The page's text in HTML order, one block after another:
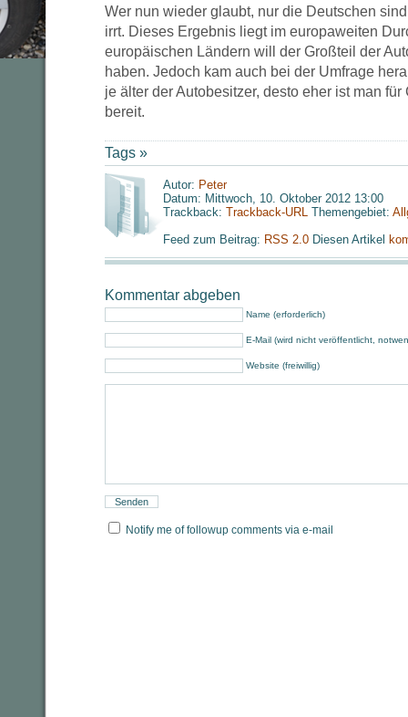
Wer nun wieder glaubt, nur die Deutschen
irrt. Dieses Ergebnis liegt im europaweiten
europäischen Ländern will der Großteil der
haben. Jedoch kam auch bei der Umfrage
je älter der Autobesitzer, desto eher ist man
bereit.
Tags »
Autor: Peter
Datum: Mittwoch, 10. Oktober 2012 13:00
Trackback: Trackback-URL Themengebiet:
Feed zum Beitrag: RSS 2.0 Diesen Artikel
Kommentar abgeben
Name (erforderlich)
E-Mail (wird nicht veröffentlicht,
Website (freiwillig)
Notify me of followup comments via e-mail